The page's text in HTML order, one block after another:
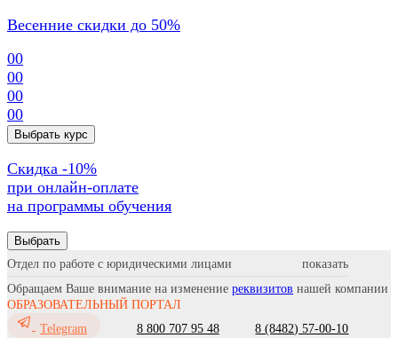
Весенние скидки до 50%
00
00
00
00
Выбрать курс
Cкидка -10%
при онлайн-оплате
на программы обучения
Выбрать
Отдел по работе с юридическими лицами
Обращаем Ваше внимание на изменение реквизитов нашей компании
ОБРАЗОВАТЕЛЬНЫЙ ПОРТАЛ
Telegram
8 800 707 95 48 8 (8482) 57-00-10